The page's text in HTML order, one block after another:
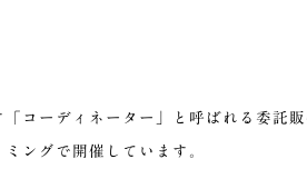
コーディネーター」と呼ばれる委託
ングで開催しています。